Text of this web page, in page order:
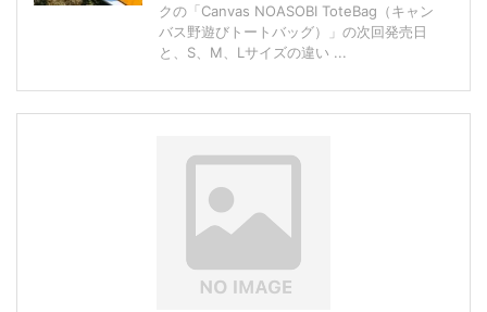
クの「Canvas NOASOBI ToteBag（キャン
バス野遊びトートバッグ）」の次回発売日
と、S、M、Lサイズの違い ...